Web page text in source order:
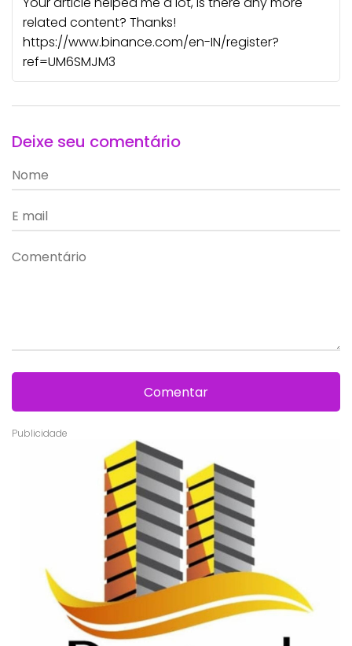
related content? Thanks!
https://www.binance.com/en-IN/register?
ref=UM6SMJM3
Deixe seu comentário
Comentar